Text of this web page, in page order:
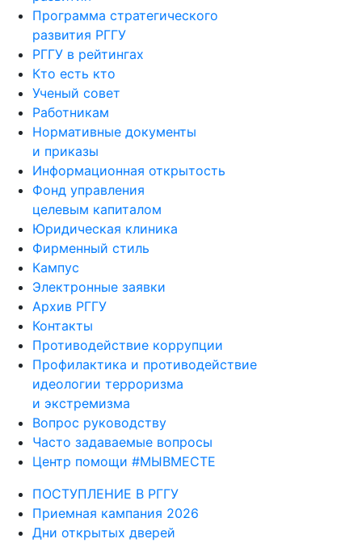
Программа стратегического
развития РГГУ
РГГУ в рейтингах
Кто есть кто
Ученый совет
Работникам
Нормативные документы
и приказы
Информационная открытость
Фонд управления
целевым капиталом
Юридическая клиника
Фирменный стиль
Кампус
Электронные заявки
Архив РГГУ
Контакты
Противодействие коррупции
Профилактика и противодействие
идеологии терроризма
и экстремизма
Вопрос руководству
Часто задаваемые вопросы
Центр помощи #МЫВМЕСТЕ
ПОСТУПЛЕНИЕ В РГГУ
Приемная кампания 2026
Дни открытых дверей